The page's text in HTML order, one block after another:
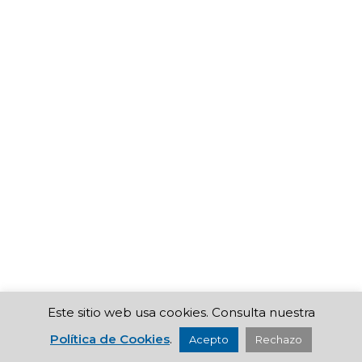
Este sitio web usa cookies. Consulta nuestra
Política de Cookies. Acepto Rechazo